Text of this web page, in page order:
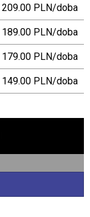
209.00 PLN/doba
189.00 PLN/doba
179.00 PLN/doba
149.00 PLN/doba